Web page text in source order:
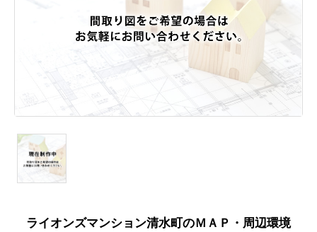
ライオンズマンション清水町のＭＡＰ・周辺環境